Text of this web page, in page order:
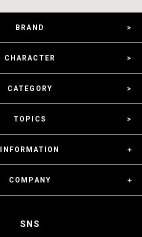
BRAND
CHARACTER
CATEGORY
TOPICS
INFORMATION
COMPANY
SNS